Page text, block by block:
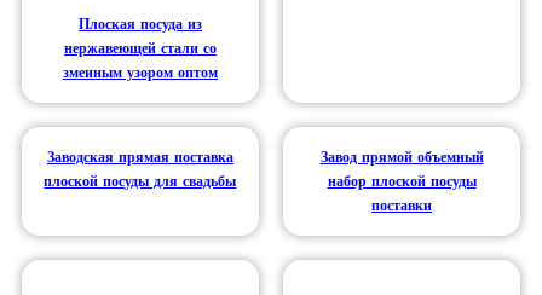
Плоская посуда из
нержавеющей стали со
змеиным узором оптом
Заводская прямая поставка
плоской посуды для свадьбы
Завод прямой объемный
набор плоской посуды
поставки